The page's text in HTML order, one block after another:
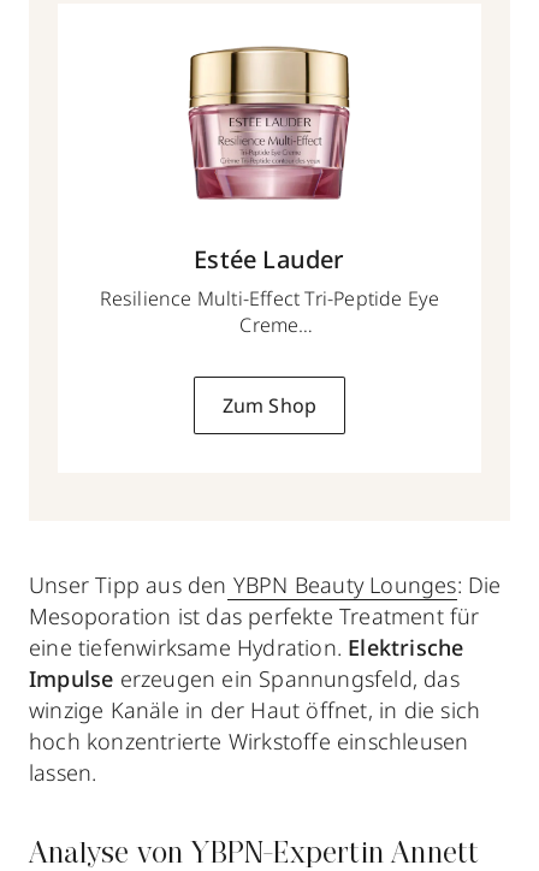
Estée Lauder
Resilience Multi-Effect Tri-Peptide Eye
Creme
Zum Shop
Unser Tipp aus den YBPN Beauty Lounges: Die
Mesoporation ist das perfekte Treatment für
eine tiefenwirksame Hydration. Elektrische
Impulse erzeugen ein Spannungsfeld, das
winzige Kanäle in der Haut öffnet, in die sich
hoch konzentrierte Wirkstoffe einschleusen
lassen.
Analyse von YBPN-Expertin Annett